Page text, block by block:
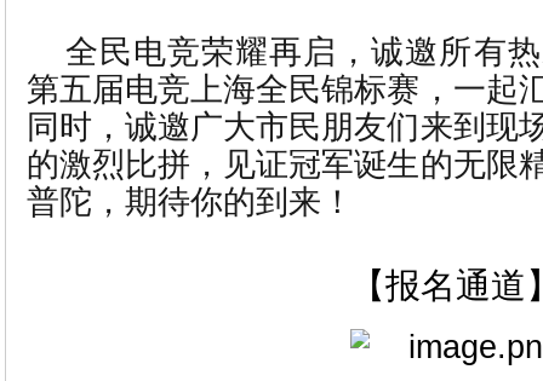
全民电竞荣耀再启，诚邀所有
第五届电竞上海全民锦标赛，一起
同时，诚邀广大市民朋友们来到现
的激烈比拼，见证冠军诞生的无限
普陀，期待你的到来！
【报名通道